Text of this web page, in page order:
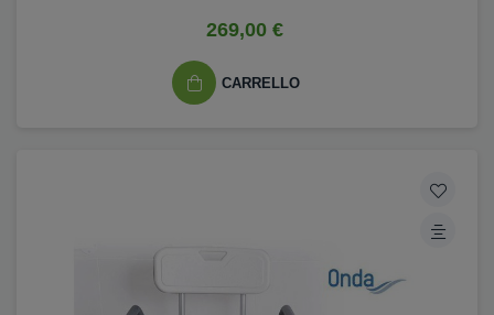
269,00 €
CARRELLO